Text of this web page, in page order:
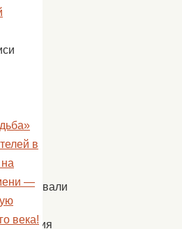
в
—
века!